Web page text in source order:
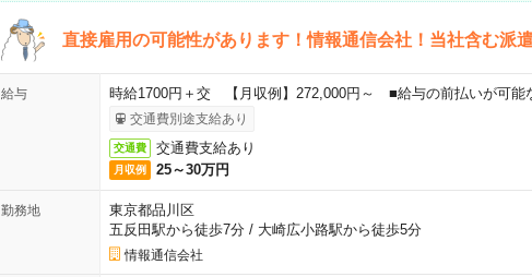
直接雇用の可能性があります！情報通信会社！当社含む派
給与 時給1700円＋交 【月収例】272,000円～ ■給与の前払いが可能
交通費別途支給あり
交通費 交通費支給あり
月収例 25～30万円
勤務地
東京都品川区
五反田駅から徒歩7分/ 大崎広小路駅から徒歩5分
情報通信会社